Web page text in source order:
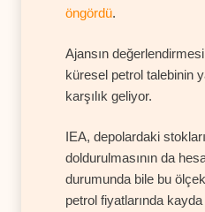
öngördü.
Ajansın
küresel petrol talebinin
karşılık geliyor.
IEA, depolardaki
doldurulmasının da
durumunda bile bu
petrol fiyatlarında